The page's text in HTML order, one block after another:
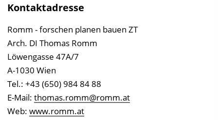
Kontaktadresse
Romm - forschen planen bauen ZT
Arch. DI Thomas Romm
Löwengasse 47A/7
A-1030 Wien
Tel.: +43 (650) 984 84 88
E-Mail: thomas.romm@romm.at
Web: www.romm.at